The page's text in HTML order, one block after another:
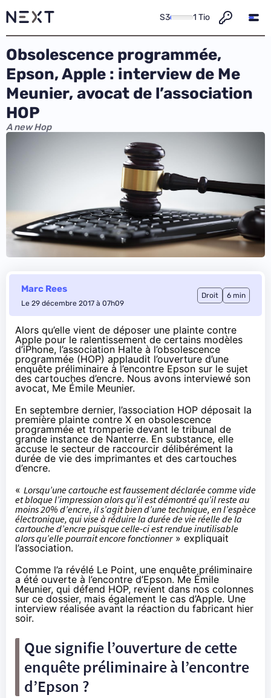
S3 1 Tio
Obsolescence programmée,
Epson, Apple : interview de Me
Meunier, avocat de l’association
HOP
A new Hop
Marc Rees
Le 29 décembre 2017 à 07h09
Droit 6 min
Alors qu’elle vient de déposer une plainte contre
Apple pour le ralentissement de certains modèles
d’iPhone, l’association Halte à l’obsolescence
programmée (HOP) applaudit l’ouverture d’une
enquête préliminaire à l’encontre Epson sur le sujet
des cartouches d’encre. Nous avons interviewé son
avocat, Me Émile Meunier.
En septembre dernier, l’association HOP déposait la
première plainte contre X en obsolescence
programmée et tromperie devant le tribunal de
grande instance de Nanterre. En substance, elle
accuse le secteur de raccourcir délibérément la
durée de vie des imprimantes et des cartouches
d’encre.
« Lorsqu’une cartouche est faussement déclarée comme vide
et bloque l’impression alors qu’il est démontré qu’il reste au
moins 20% d’encre, il s’agit bien d’une technique, en l’espèce
électronique, qui vise à réduire la durée de vie réelle de la
cartouche d’encre puisque celle-ci est rendue inutilisable
alors qu’elle pourrait encore fonctionner» expliquait
l’association.
Comme l’a révélé Le Point, une enquête préliminaire
a été ouverte à l’encontre d’Epson. Me Émile
Meunier, qui défend HOP, revient dans nos colonnes
sur ce dossier, mais également le cas d’Apple. Une
interview réalisée avant la réaction du fabricant hier
soir.
Que signifie l’ouverture de cette
enquête préliminaire à l’encontre
d’Epson ?